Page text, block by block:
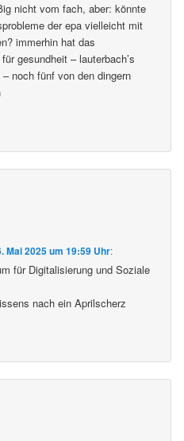
nicht vom fach, aber: könnte
der epa vielleicht mit
immerhin hat das
gesundheit – lauterbach’s
noch fünf von den dingern
Mai 2025 um 19:59 Uhr:
für Digitalisierung und Soziale
nach ein Aprilscherz